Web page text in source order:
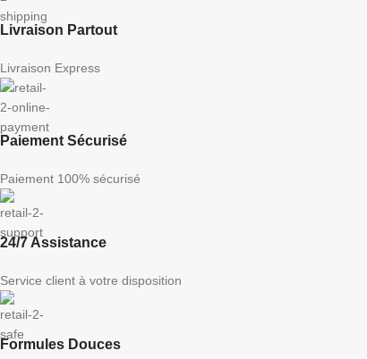
Livraison Partout
Livraison Express
Paiement Sécurisé
Paiement 100% sécurisé
24/7 Assistance
Service client à votre disposition
Formules Douces